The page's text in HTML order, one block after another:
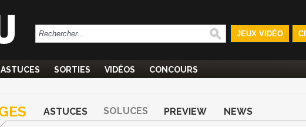
JEUX VIDÉO
ASTUCES SORTIES VIDÉOS CONCOURS
ASTUCES SOLUCES PREVIEW NEWS